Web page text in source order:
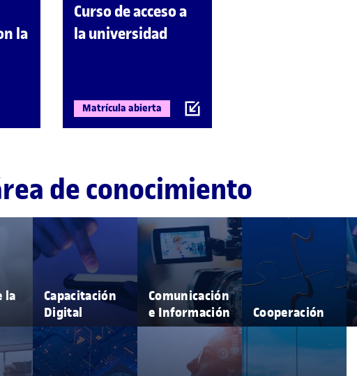
la
Curso de acceso a
la universidad
Matrícula abierta
de conocimiento
la
Capacitación
Digital
Comunicación
e Información
Cooperación